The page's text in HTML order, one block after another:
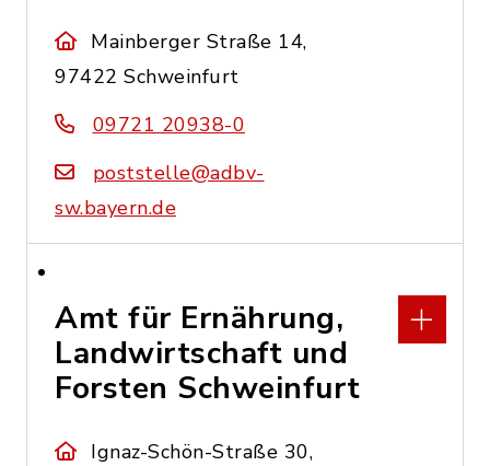
Mainberger Straße 14,
97422 Schweinfurt
09721 20938-0
poststelle@adbv-
sw.bayern.de
Amt für Ernährung,
Landwirtschaft und
Forsten Schweinfurt
Ignaz-Schön-Straße 30,